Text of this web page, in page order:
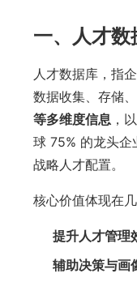
一、人才
人才数据库，指
数据收集、存储
等多维度信息 ，
球 75% 的龙头企
战略人才配置。
核心价值体现在
提升人才管理
辅助决策与画